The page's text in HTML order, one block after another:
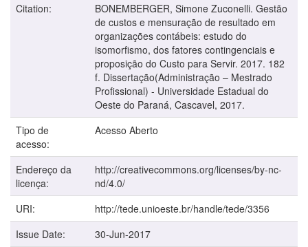
Citation:
BONEMBERGER, Simone Zuconelli. Gestão
de custos e mensuração de resultado em
organizações contábeis: estudo do
isomorfismo, dos fatores contingenciais e
proposição do Custo para Servir. 2017. 182
f. Dissertação(Administração – Mestrado
Profissional) - Universidade Estadual do
Oeste do Paraná, Cascavel, 2017.
Tipo de
acesso:
Acesso Aberto
Endereço da
licença:
http://creativecommons.org/licenses/by-nc-
nd/4.0/
URI:
http://tede.unioeste.br/handle/tede/3356
Issue Date:
30-Jun-2017